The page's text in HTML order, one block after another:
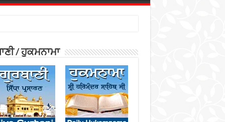
/ ਹੁਕਮਨਾਮਾ